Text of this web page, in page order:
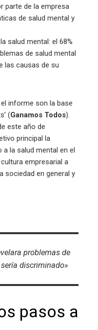
parte de la empresa
de salud mental y
salud mental: el 68%
de salud mental
las causas de su
informe son la base
(Ganamos Todos).
este año de
principal la
la salud mental en el
empresarial a
sociedad en general y
problemas de
discriminado»
pasos a